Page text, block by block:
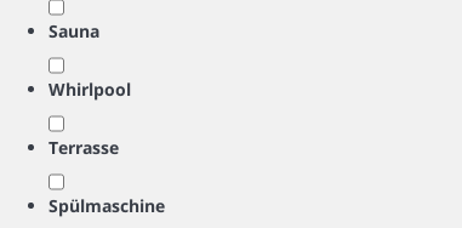
Sauna
Whirlpool
Terrasse
Spülmaschine